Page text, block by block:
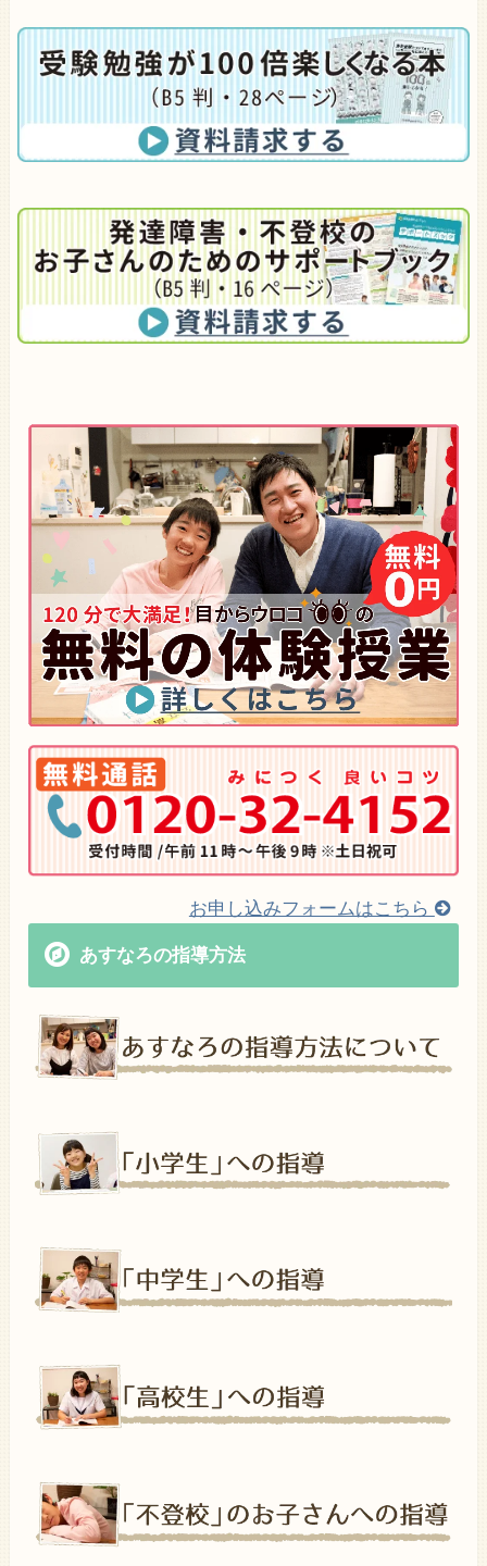
お申し込みフォームはこちら
あすなろの指導方法